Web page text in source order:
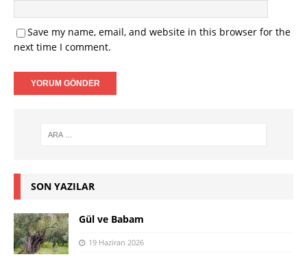
Save my name, email, and website in this browser for the
next time I comment.
SON YAZILAR
Gül ve Babam
19 Haziran 2026